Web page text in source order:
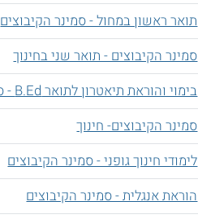
תואר ראשון במחול - סמינר הקיבוצים
סמינר הקיבוצים - תואר שני בחינוך
בימוי והוראת תיאטרון לתואר B.Ed - סמינר הקיבוצים
סמינר הקיבוצים- חינוך
לימודי חינוך גופני - סמינר הקיבוצים
הוראת אנגלית - סמינר הקיבוצים